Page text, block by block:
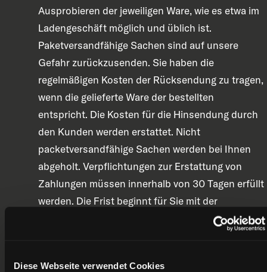
Diese Webseite verwendet Cookies
Ausprobieren der jeweiligen Ware, wie es etwa im
Ladengeschäft möglich und üblich ist.
Paketversandfähige Sachen sind auf unsere
Gefahr zurückzusenden. Sie haben die
regelmäßigen Kosten der Rücksendung zu tragen,
wenn die gelieferte Ware der bestellten
entspricht. Die Kosten für die Hinsendung durch
den Kunden werden erstattet. Nicht
packetversandfähige Sachen werden bei Ihnen
abgeholt. Verpflichtungen zur Erstattung von
Zahlungen müssen innerhalb von 30 Tagen erfüllt
werden. Die Frist beginnt für Sie mit der
Absendung Ihrer Widerrufserklärung oder der